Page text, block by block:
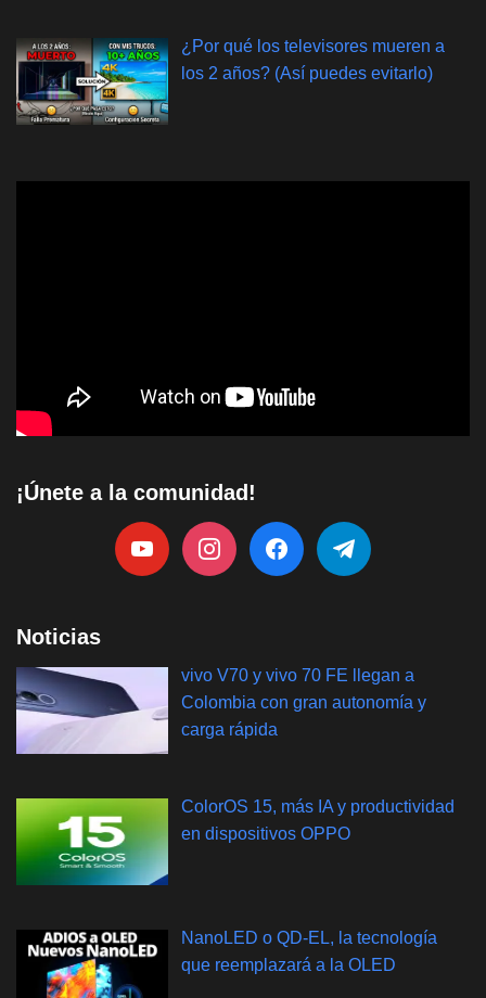
¿Por qué los televisores mueren a
los 2 años? (Así puedes evitarlo)
¡Únete a la comunidad!
Noticias
vivo V70 y vivo 70 FE llegan a
Colombia con gran autonomía y
carga rápida
ColorOS 15, más IA y productividad
en dispositivos OPPO
NanoLED o QD-EL, la tecnología
que reemplazará a la OLED